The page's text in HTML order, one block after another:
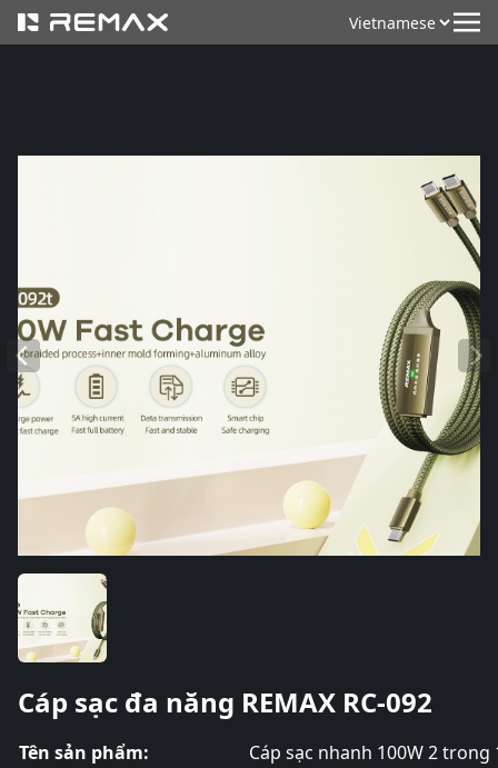
Cáp sạc đa năng REMAX RC-092
Tên sản phẩm:
Cáp sạc nhanh 100W 2 trong